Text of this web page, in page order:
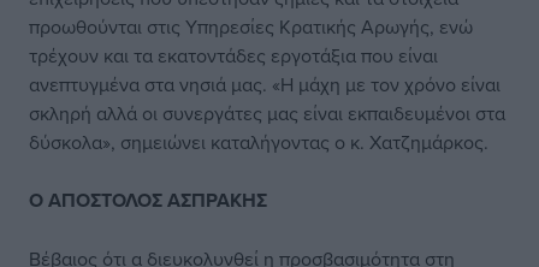
προωθούνται στις Υπηρεσίες Κρατικής Αρωγής, ενώ
τρέχουν και τα εκατοντάδες εργοτάξια που είναι
ανεπτυγμένα στα νησιά μας. «Η μάχη με τον χρόνο είναι
σκληρή αλλά οι συνεργάτες μας είναι εκπαιδευμένοι στα
δύσκολα», σημειώνει καταλήγοντας ο κ. Χατζημάρκος.
Ο ΑΠΟΣΤΟΛΟΣ ΑΣΠΡΑΚΗΣ
Βέβαιος ότι α διευκολυνθεί η προσβασιμότητα στη